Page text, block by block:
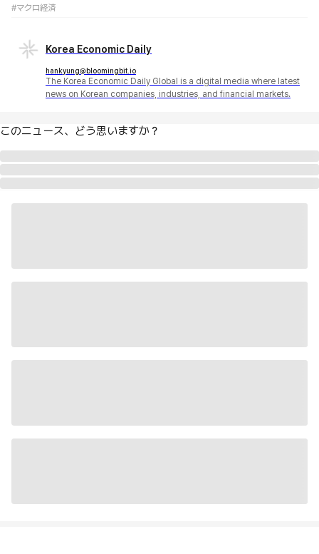
#マクロ経済
Korea Economic Daily
hankyung@bloomingbit.io
The Korea Economic Daily Global is a digital media where latest
news on Korean companies, industries, and financial markets.
このニュース、どう思いますか？